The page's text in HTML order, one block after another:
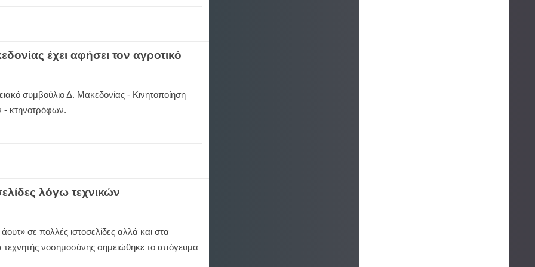
έχει αφήσει τον αγροτικό
συμβούλιο Δ. Μακεδονίας - Κινητοποίηση
- κτηνοτρόφων.
λόγω τεχνικών
σε πολλές ιστοσελίδες αλλά και στα
τεχνητής νοσημοσύνης σημειώθηκε το απόγευμα